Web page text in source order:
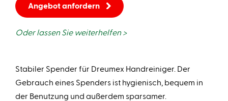
Angebot anfordern
Oder lassen Sie weiterhelfen >
Stabiler Spender für Dreumex Handreiniger. Der
Gebrauch eines Spenders ist hygienisch, bequem in
der Benutzung und außerdem sparsamer.